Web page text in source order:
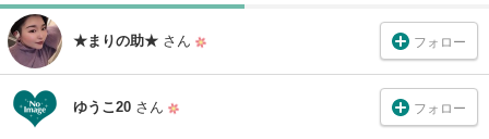
★まりの助★ さん フォロー
ゆうこ20 さん フォロー